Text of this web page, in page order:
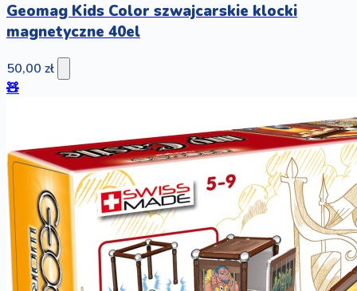
Geomag Kids Color szwajcarskie klocki
magnetyczne 40el
50,00 zł
🧸